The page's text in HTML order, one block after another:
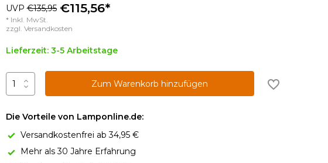
UVP€135,95 €115,56*
* Inkl. MwSt.
zzgl. Versandkosten
Lieferzeit: 3-5 Arbeitstage
Zum Warenkorb hinzufügen
Die Vorteile von Lamponline.de:
Versandkostenfrei ab 34,95 €
Mehr als 30 Jahre Erfahrung